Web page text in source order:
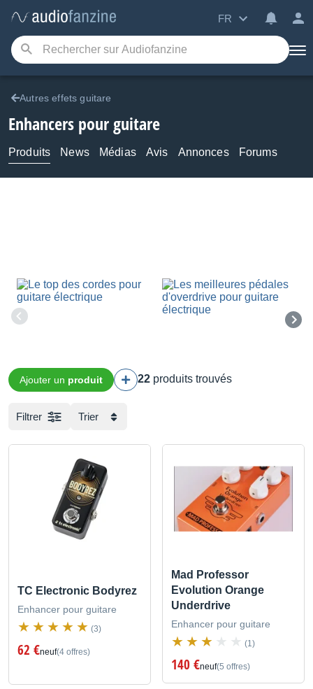
FR
Autres effets guitare
Enhancers pour guitare
Produits News Médias Avis Annonces Forums
Ajouter un produit 22 produits trouvés
Filtrer Trier
TC Electronic Bodyrez
Enhancer pour guitare
(3)
62 €neuf(4 offres)
Mad Professor
Evolution Orange
Underdrive
Enhancer pour guitare
(1)
140 €neuf(5 offres)